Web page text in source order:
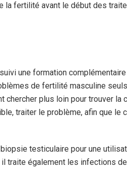
la fertilité avant le début des
une formation
de fertilité masculine
plus loin pour trouver la
traiter le problème, afin que le
testiculaire pour une
traite également les infections